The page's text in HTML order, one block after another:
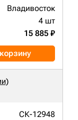
Владивосток
4 шт
15 885 ₽
СК-12948